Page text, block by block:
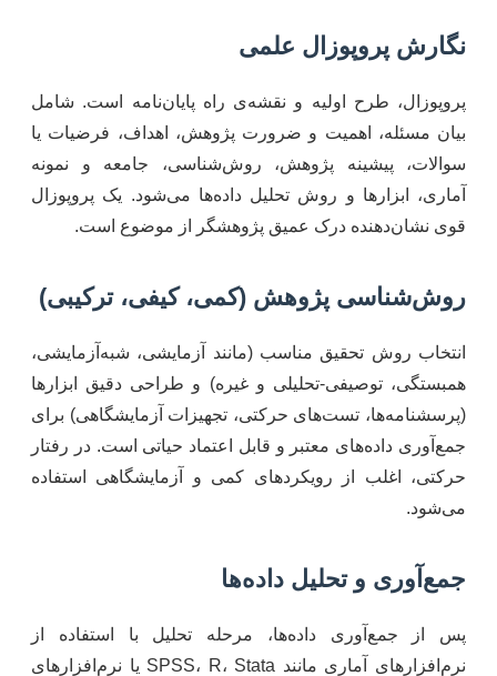
نگارش پروپوزال علمی
پروپوزال، طرح اولیه و نقشه‌ی راه پایان‌نامه است. شامل
بیان مسئله، اهمیت و ضرورت پژوهش، اهداف، فرضیات یا
سوالات، پیشینه پژوهش، روش‌شناسی، جامعه و نمونه
آماری، ابزارها و روش تحلیل داده‌ها می‌شود. یک پروپوزال
قوی نشان‌دهنده درک عمیق پژوهشگر از موضوع است.
روش‌شناسی پژوهش (کمی، کیفی، ترکیبی)
انتخاب روش تحقیق مناسب (مانند آزمایشی، شبه‌آزمایشی،
همبستگی، توصیفی-تحلیلی و غیره) و طراحی دقیق ابزارها
(پرسشنامه‌ها، تست‌های حرکتی، تجهیزات آزمایشگاهی) برای
جمع‌آوری داده‌های معتبر و قابل اعتماد حیاتی است. در رفتار
حرکتی، اغلب از رویکردهای کمی و آزمایشگاهی استفاده
می‌شود.
جمع‌آوری و تحلیل داده‌ها
پس از جمع‌آوری داده‌ها، مرحله تحلیل با استفاده از
نرم‌افزارهای آماری مانند SPSS، R، Stata یا نرم‌افزارهای